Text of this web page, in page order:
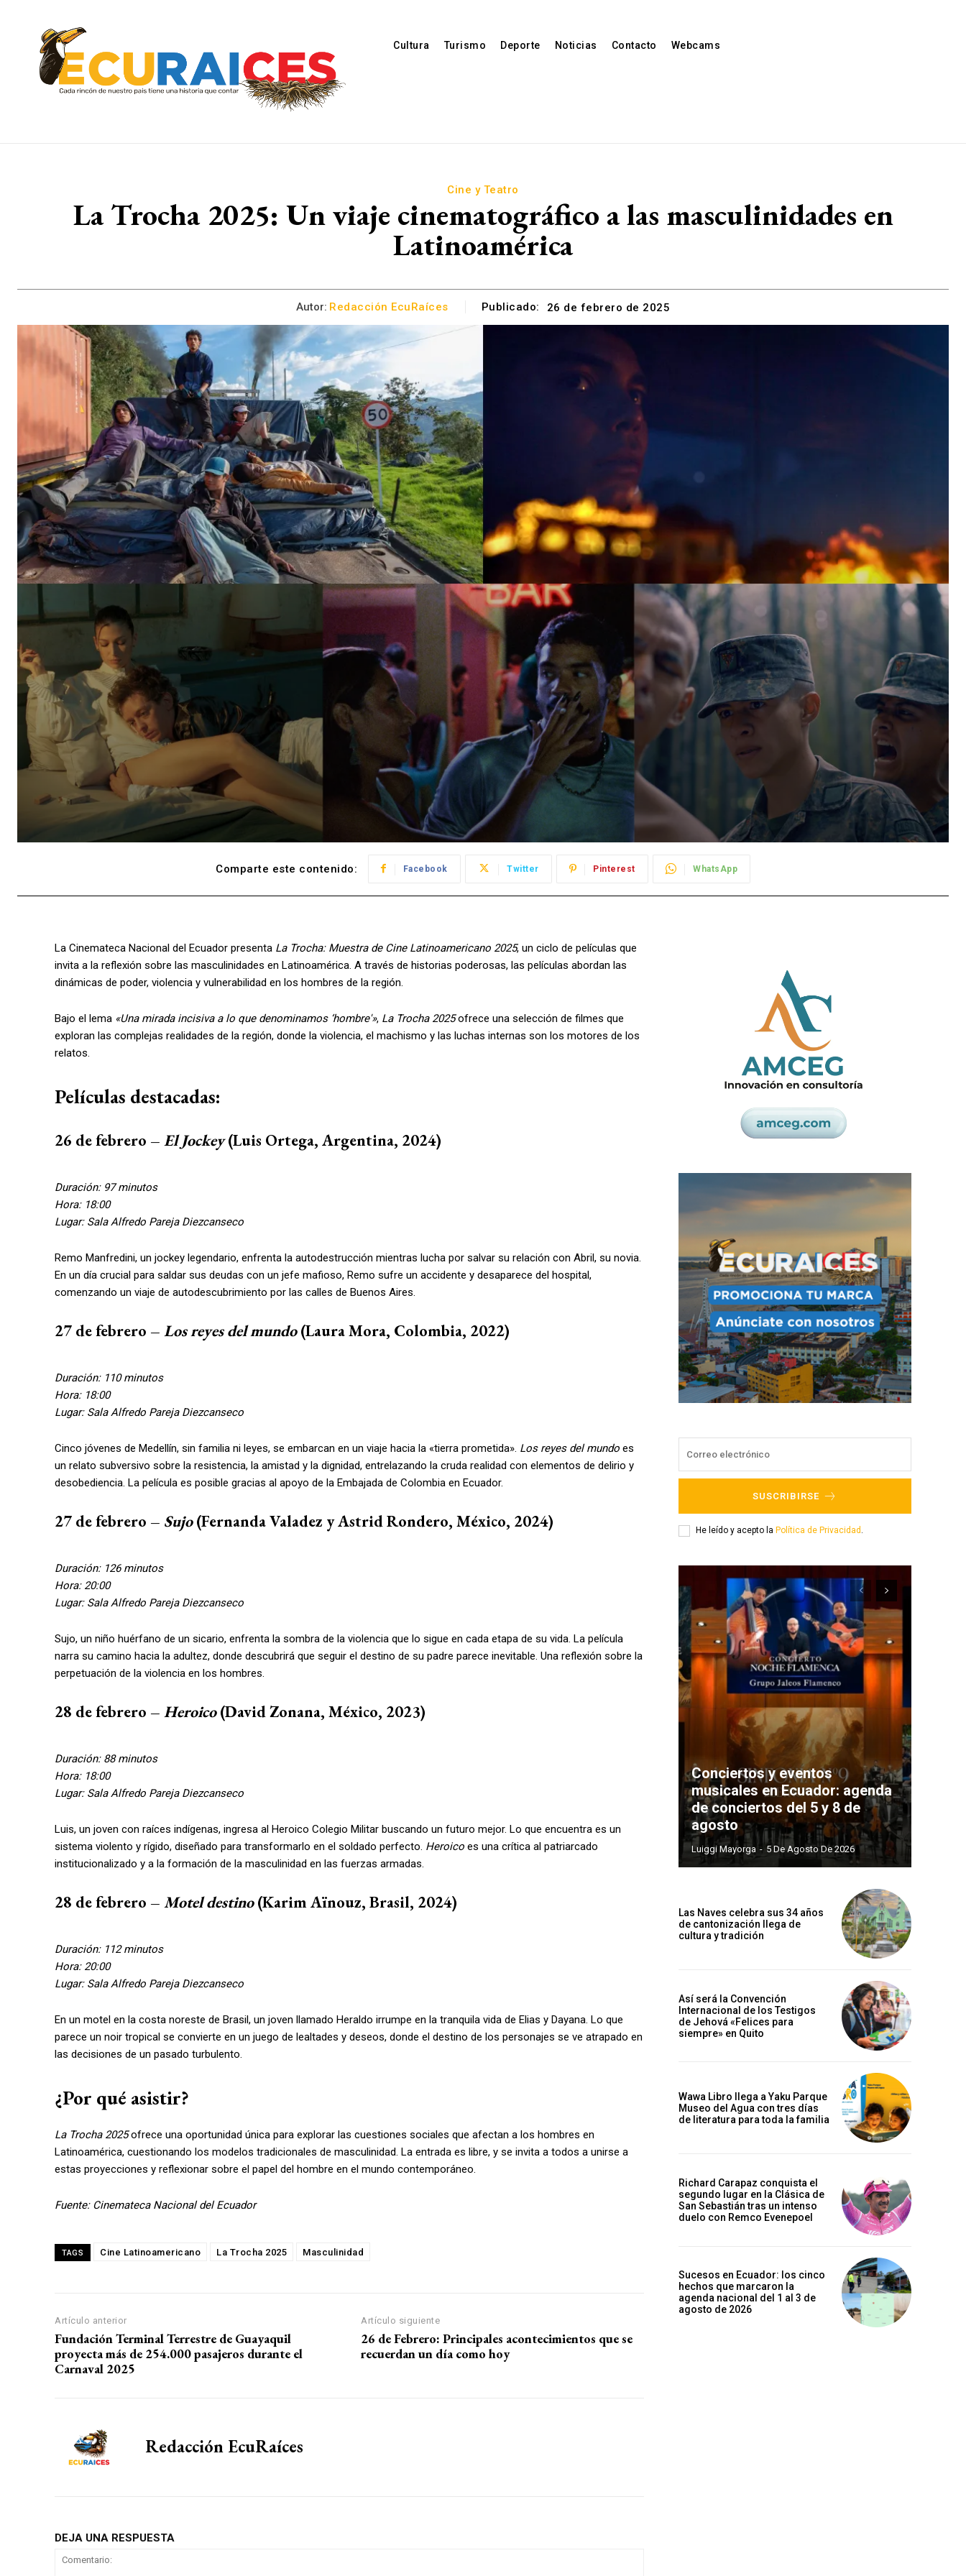
Cultura Turismo Deporte Noticias Contacto Webcams
Cine y Teatro
La Trocha 2025: Un viaje cinematográfico a las masculinidades en
Latinoamérica
Autor: Redacción EcuRaíces Publicado: 26 de febrero de 2025
Comparte este contenido: Facebook Twitter Pinterest WhatsApp
La Cinemateca Nacional del Ecuador presenta La Trocha: Muestra de Cine Latinoamericano 2025, un ciclo de películas que
invita a la reflexión sobre las masculinidades en Latinoamérica. A través de historias poderosas, las películas abordan las
dinámicas de poder, violencia y vulnerabilidad en los hombres de la región.
Bajo el lema «Una mirada incisiva a lo que denominamos ‘hombre'», La Trocha 2025ofrece una selección de filmes que
exploran las complejas realidades de la región, donde la violencia, el machismo y las luchas internas son los motores de los
relatos.
Películas destacadas:
26 de febrero – El Jockey(Luis Ortega, Argentina, 2024)
Duración: 97 minutos
Hora: 18:00
Lugar: Sala Alfredo Pareja Diezcanseco
Remo Manfredini, un jockey legendario, enfrenta la autodestrucción mientras lucha por salvar su relación con Abril, su novia.
En un día crucial para saldar sus deudas con un jefe mafioso, Remo sufre un accidente y desaparece del hospital,
comenzando un viaje de autodescubrimiento por las calles de Buenos Aires.
27 de febrero – Los reyes del mundo(Laura Mora, Colombia, 2022)
Duración: 110 minutos
Hora: 18:00
Lugar: Sala Alfredo Pareja Diezcanseco
Cinco jóvenes de Medellín, sin familia ni leyes, se embarcan en un viaje hacia la «tierra prometida». Los reyes del mundo es
un relato subversivo sobre la resistencia, la amistad y la dignidad, entrelazando la cruda realidad con elementos de delirio y
desobediencia. La película es posible gracias al apoyo de la Embajada de Colombia en Ecuador.
27 de febrero – Sujo(Fernanda Valadez y Astrid Rondero, México, 2024)
Duración: 126 minutos
Hora: 20:00
Lugar: Sala Alfredo Pareja Diezcanseco
Sujo, un niño huérfano de un sicario, enfrenta la sombra de la violencia que lo sigue en cada etapa de su vida. La película
narra su camino hacia la adultez, donde descubrirá que seguir el destino de su padre parece inevitable. Una reflexión sobre la
perpetuación de la violencia en los hombres.
28 de febrero – Heroico(David Zonana, México, 2023)
Duración: 88 minutos
Hora: 18:00
Lugar: Sala Alfredo Pareja Diezcanseco
Luis, un joven con raíces indígenas, ingresa al Heroico Colegio Militar buscando un futuro mejor. Lo que encuentra es un
sistema violento y rígido, diseñado para transformarlo en el soldado perfecto. Heroico es una crítica al patriarcado
institucionalizado y a la formación de la masculinidad en las fuerzas armadas.
28 de febrero – Motel destino(Karim Aïnouz, Brasil, 2024)
Duración: 112 minutos
Hora: 20:00
Lugar: Sala Alfredo Pareja Diezcanseco
En un motel en la costa noreste de Brasil, un joven llamado Heraldo irrumpe en la tranquila vida de Elias y Dayana. Lo que
parece un noir tropical se convierte en un juego de lealtades y deseos, donde el destino de los personajes se ve atrapado en
las decisiones de un pasado turbulento.
¿Por qué asistir?
La Trocha 2025ofrece una oportunidad única para explorar las cuestiones sociales que afectan a los hombres en
Latinoamérica, cuestionando los modelos tradicionales de masculinidad. La entrada es libre, y se invita a todos a unirse a
estas proyecciones y reflexionar sobre el papel del hombre en el mundo contemporáneo.
Fuente: Cinemateca Nacional del Ecuador
TAGS Cine Latinoamericano La Trocha 2025 Masculinidad
Artículo anterior
Fundación Terminal Terrestre de Guayaquil
proyecta más de 254.000 pasajeros durante el
Carnaval 2025
Artículo siguiente
26 de Febrero: Principales acontecimientos que se
recuerdan un día como hoy
Redacción EcuRaíces
DEJA UNA RESPUESTA
SUSCRIBIRSE
He leído y acepto la Política de Privacidad .
Conciertos y eventos
musicales en Ecuador: agenda
de conciertos del 5 y 8 de
agosto
Luiggi Mayorga - 5 De Agosto De 2026
Las Naves celebra sus 34 años
de cantonización llega de
cultura y tradición
Así será la Convención
Internacional de los Testigos
de Jehová «Felices para
siempre» en Quito
Wawa Libro llega a Yaku Parque
Museo del Agua con tres días
de literatura para toda la familia
Richard Carapaz conquista el
segundo lugar en la Clásica de
San Sebastián tras un intenso
duelo con Remco Evenepoel
Sucesos en Ecuador: los cinco
hechos que marcaron la
agenda nacional del 1 al 3 de
agosto de 2026